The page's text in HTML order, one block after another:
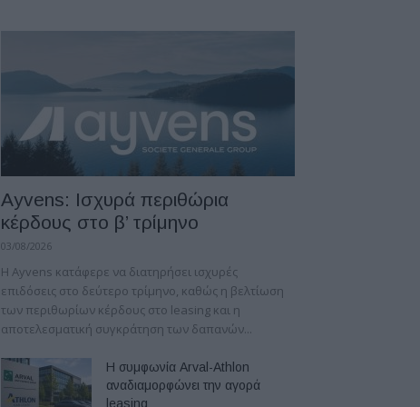
Ayvens: Iσχυρά περιθώρια
κέρδους στο β’ τρίμηνο
03/08/2026
Η Ayvens κατάφερε να διατηρήσει ισχυρές
επιδόσεις στο δεύτερο τρίμηνο, καθώς η βελτίωση
των περιθωρίων κέρδους στο leasing και η
αποτελεσματική συγκράτηση των δαπανών...
Η συμφωνία Arval-Athlon
αναδιαμορφώνει την αγορά
leasing